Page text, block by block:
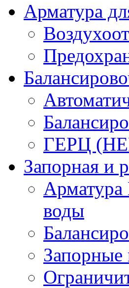
Арматура
ГЕРЦ
Запорная и
Арматура
воды